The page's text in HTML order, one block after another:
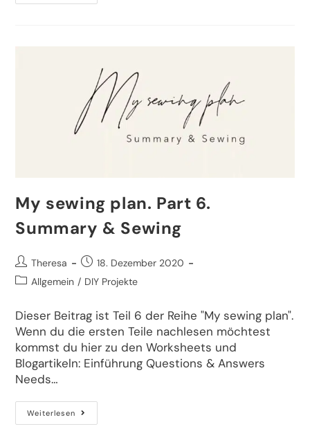
My sewing plan. Part 6.
Summary & Sewing
Theresa
18. Dezember 2020
Allgemein / DIY Projekte
Dieser Beitrag ist Teil 6 der Reihe "My sewing plan".
Wenn du die ersten Teile nachlesen möchtest
kommst du hier zu den Worksheets und
Blogartikeln: Einführung Questions & Answers
Needs…
Weiterlesen